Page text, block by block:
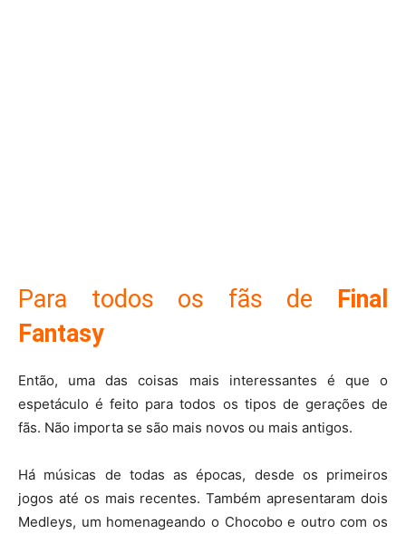
Para todos os fãs de Final
Fantasy
Então, uma das coisas mais interessantes é que o
espetáculo é feito para todos os tipos de gerações de
fãs. Não importa se são mais novos ou mais antigos.
Há músicas de todas as épocas, desde os primeiros
jogos até os mais recentes. Também apresentaram dois
Medleys, um homenageando o Chocobo e outro com os